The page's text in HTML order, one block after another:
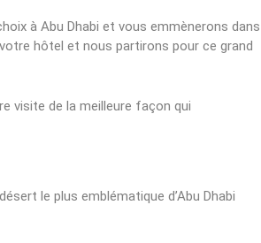
à Abu Dhabi et vous emmènerons dans
hôtel et nous partirons pour ce grand
visite de la meilleure façon qui
le plus emblématique d’Abu Dhabi